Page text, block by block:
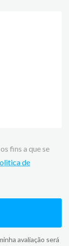
fins a que se
de
avaliação será